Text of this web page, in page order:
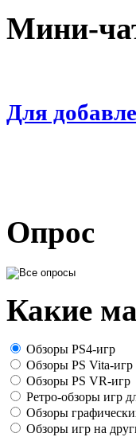
Мини-
Для
Опрос
Какие
Обзоры PS4-игр
Обзоры PS Vita-игр
Обзоры PS VR-игр
Ретро-обзоры игр
Обзоры
Обзоры игр на